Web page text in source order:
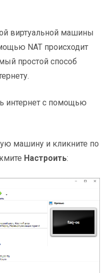
виртуальной машины
NAT происходит
простой способ
интернет с помощью
машину и кликните по
Настроить: